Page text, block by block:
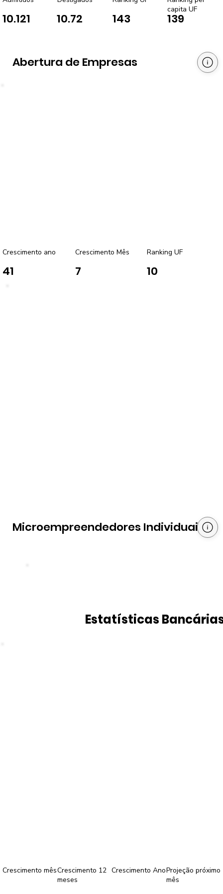
10.121 10.72 143 139
capita UF
Abertura de Empresas
41
Crescimento ano
7 10
Ranking UF
Crescimento Mês
Microempreendedores Individuais
Estatísticas
Crescimento mêsCrescimento 12
meses
Crescimento AnoProjeção próximo
mês